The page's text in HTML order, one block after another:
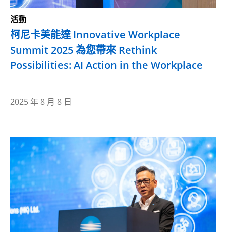
活動
柯尼卡美能達 Innovative Workplace
Summit 2025 為您帶來 Rethink
Possibilities: AI Action in the Workplace
2025 年 8 月 8 日